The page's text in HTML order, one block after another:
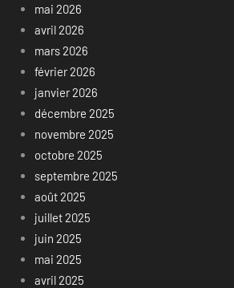
mai 2026
avril 2026
mars 2026
février 2026
janvier 2026
décembre 2025
novembre 2025
octobre 2025
septembre 2025
août 2025
juillet 2025
juin 2025
mai 2025
avril 2025